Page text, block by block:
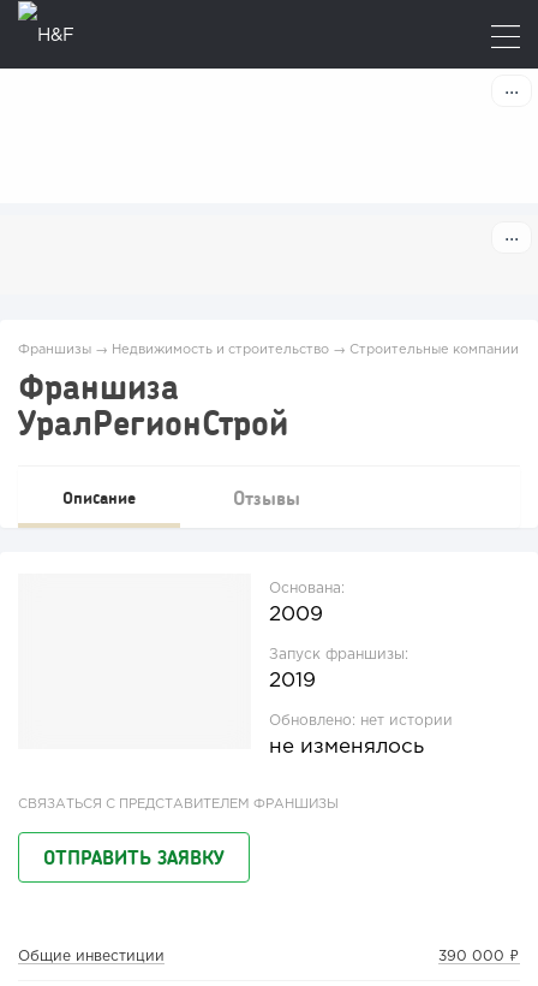
Франшизы → Недвижимость и строительство → Строительные компании
Франшиза
УралРегионСтрой
Описание Отзывы
Основана:
2009
Запуск франшизы:
2019
Обновлено: нет истории
не изменялось
СВЯЗАТЬСЯ С ПРЕДСТАВИТЕЛЕМ ФРАНШИЗЫ
ОТПРАВИТЬ ЗАЯВКУ
Общие инвестиции 390 000 ₽